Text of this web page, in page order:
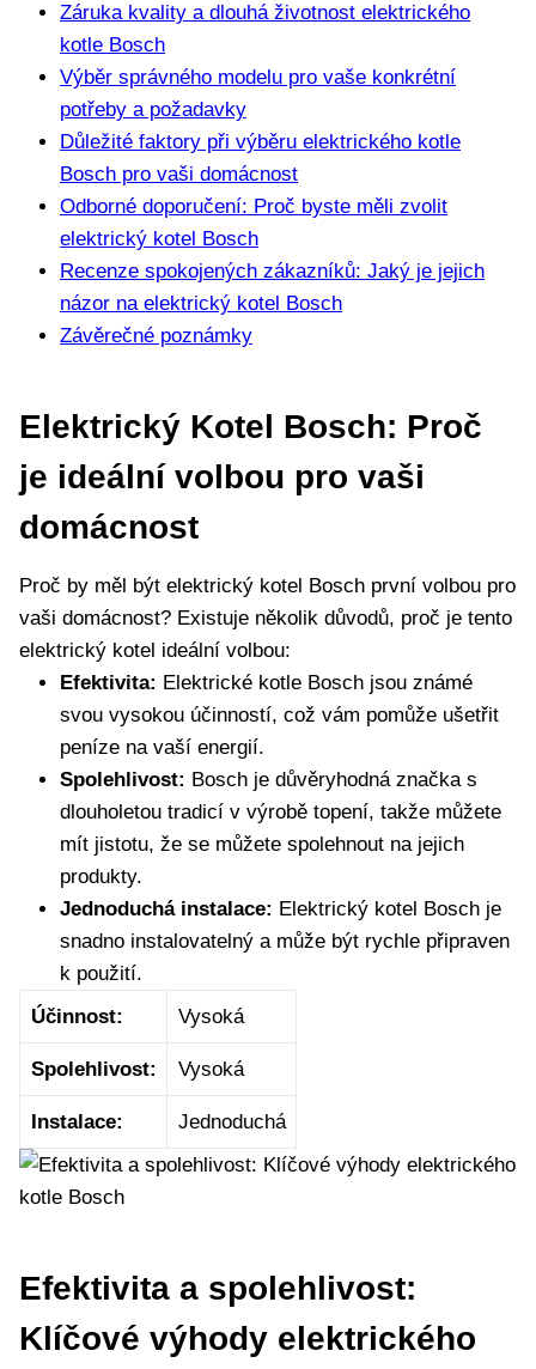
Záruka kvality a dlouhá životnost elektrického
⁣kotle Bosch
Výběr správného ⁣modelu⁤ pro vaše konkrétní
potřeby a požadavky
Důležité faktory při výběru elektrického kotle
Bosch pro⁤ vaši domácnost
Odborné ‌doporučení: Proč byste měli zvolit
elektrický kotel Bosch
Recenze spokojených zákazníků: Jaký⁢ je jejich
názor na elektrický kotel Bosch
Závěrečné ‌poznámky
Elektrický Kotel Bosch: Proč
je ideální volbou pro ⁣vaši
domácnost
Proč‌ by měl být elektrický kotel Bosch první volbou pro
vaši‍ domácnost? Existuje několik důvodů, proč je tento
elektrický kotel ideální volbou:
Efektivita: Elektrické kotle Bosch jsou známé
svou vysokou účinností, což vám pomůže ušetřit
peníze na vaší energií.
Spolehlivost: Bosch je důvěryhodná značka s
dlouholetou tradicí v výrobě topení, takže můžete
mít jistotu, že se můžete spolehnout na jejich
produkty.
Jednoduchá instalace: Elektrický kotel Bosch je
snadno instalovatelný a může být rychle připraven
k použití.
Účinnost:
Vysoká
Spolehlivost: Vysoká
Instalace: Jednoduchá
Efektivita a spolehlivost:
Klíčové výhody elektrického